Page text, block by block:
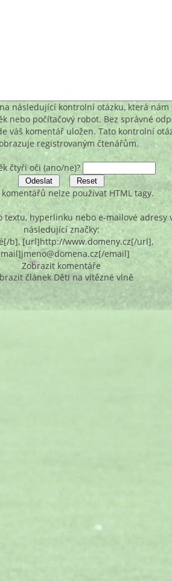
následující kontrolní otázku, která nám
nebo počítačový robot. Bez správné
váš komentář uložen. Tato kontrolní
registrovaným čtenářům.
čtyři oči (ano/ne)?
nelze používat HTML tagy.
textu, hyperlinku nebo e-mailové adresy
následující značky:
b], [url]http://www.domeny.cz[/url],
email]
Zobrazit komentáře
článek Děti na vítězné vlně